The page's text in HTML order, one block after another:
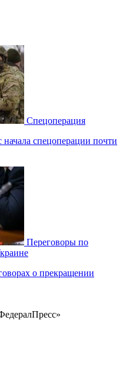
Спецоперация
спецоперации почти
Переговоры по
о прекращении